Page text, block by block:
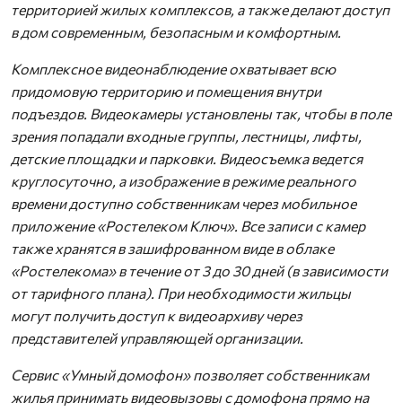
территорией жилых комплексов, а также делают доступ
в дом современным, безопасным и комфортным.
Комплексное видеонаблюдение охватывает всю
придомовую территорию и помещения внутри
подъездов. Видеокамеры установлены так, чтобы в поле
зрения попадали входные группы, лестницы, лифты,
детские площадки и парковки. Видеосъемка ведется
круглосуточно, а изображение в режиме реального
времени доступно собственникам через мобильное
приложение «Ростелеком Ключ». Все записи c камер
также хранятся в зашифрованном виде в облаке
«Ростелекома» в течение от 3 до 30 дней (в зависимости
от тарифного плана). При необходимости жильцы
могут получить доступ к видеоархиву через
представителей управляющей организации.
Сервис «Умный домофон» позволяет собственникам
жилья принимать видеовызовы с домофона прямо на